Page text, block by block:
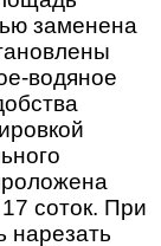
заменена
водяное
соток. При
нарезать